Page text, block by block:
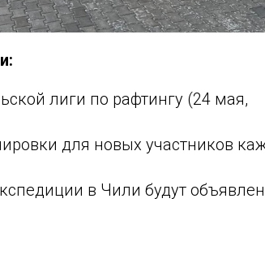
лиги по рафтингу (24 мая,
для новых участников
в Чили будут